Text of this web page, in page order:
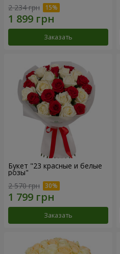
2 234 грн
Заказать
Букет "23 красные и белые
розы"
2 570 грн
Заказать